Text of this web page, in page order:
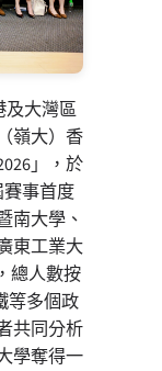
大灣區
嶺大）香
」，於
事首度
南大學、
東工業大
總人數按
等多個政
共同分析
學奪得一